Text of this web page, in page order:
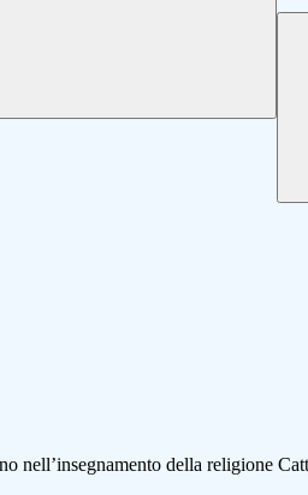
nell’insegnamento della religione